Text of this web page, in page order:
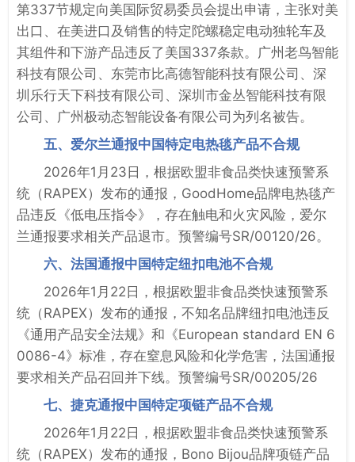
第337节规定向美国际贸易委员会提出申请，主张对美
出口、在美进口及销售的特定陀螺稳定电动独轮车及
其组件和下游产品违反了美国337条款。广州老鸟智能
科技有限公司、东莞市比高德智能科技有限公司、深
圳乐行天下科技有限公司、深圳市金丛智能科技有限
公司、广州极动态智能设备有限公司为列名被告。
五、爱尔兰通报中国特定电热毯产品不合规
2026年1月23日，根据欧盟非食品类快速预警系
统（RAPEX）发布的通报，GoodHome品牌电热毯产
品违反《低电压指令》，存在触电和火灾风险，爱尔
兰通报要求相关产品退市。预警编号SR/00120/26。
六、法国通报中国特定纽扣电池不合规
2026年1月22日，根据欧盟非食品类快速预警系
统（RAPEX）发布的通报，不知名品牌纽扣电池违反
《通用产品安全法规》和《European standard EN 6
0086-4》标准，存在窒息风险和化学危害，法国通报
要求相关产品召回并下线。预警编号SR/00205/26
七、捷克通报中国特定项链产品不合规
2026年1月22日，根据欧盟非食品类快速预警系
统（RAPEX）发布的通报，Bono Bijou品牌项链产品